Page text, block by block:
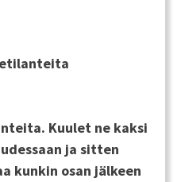
puhetilanteita
Kuulet ne kaksi
ja sitten
kunkin osan jälkeen